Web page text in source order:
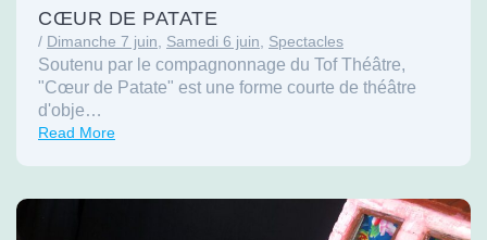
CŒUR DE PATATE
/ Dimanche 7 juin, Samedi 6 juin, Spectacles
Soutenu par le compagnonnage du Tof Théâtre,
"Cœur de Patate" est une forme courte de théâtre
d'obje…
Read More